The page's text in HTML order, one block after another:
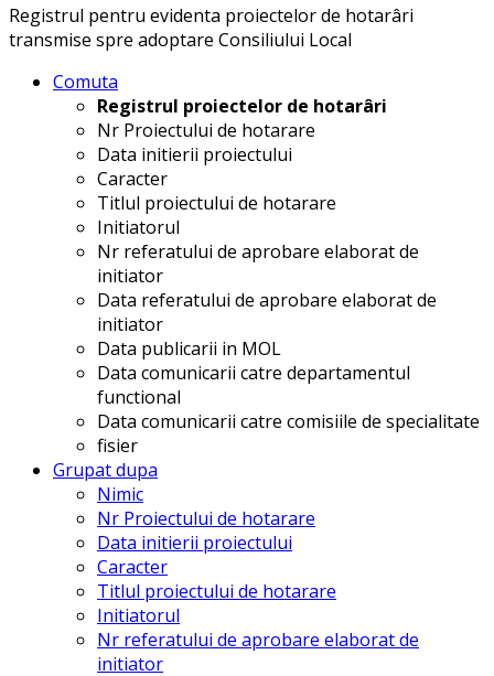
Registrul pentru evidenta proiectelor de hotarâri
transmise spre adoptare Consiliului Local
Comuta
Registrul proiectelor de hotarâri
Nr Proiectului de hotarare
Data initierii proiectului
Caracter
Titlul proiectului de hotarare
Initiatorul
Nr referatului de aprobare elaborat de
initiator
Data referatului de aprobare elaborat de
initiator
Data publicarii in MOL
Data comunicarii catre departamentul
functional
Data comunicarii catre comisiile de specialitate
fisier
Grupat dupa
Nimic
Nr Proiectului de hotarare
Data initierii proiectului
Caracter
Titlul proiectului de hotarare
Initiatorul
Nr referatului de aprobare elaborat de
initiator